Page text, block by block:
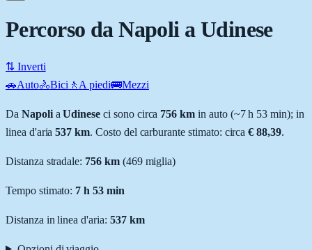
Percorso da Napoli a Udinese
⇅ Inverti
🚗Auto🚴Bici 🚶 A piedi🚌Mezzi
Da NapoliaUdinese ci sono circa 756 km in auto (~7 h 53 min); in
linea d'aria537 km. Costo del carburante stimato: circa € 88,39.
Distanza stradale: 756km (469miglia)
Tempo stimato: 7 h 53 min
Distanza in linea d'aria: 537km